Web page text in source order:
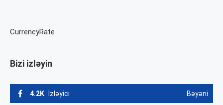
CurrencyRate
Bizi izləyin
4.2K İzləyici Bəyəni